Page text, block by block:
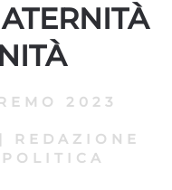
2023
REDAZIONE
POLITICA